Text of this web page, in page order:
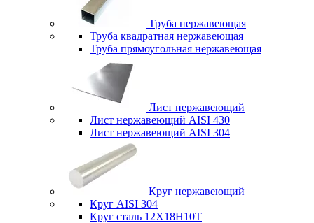
Труба нержавеющая
Труба квадратная нержавеющая
Труба прямоугольная нержавеющая
Лист нержавеющий
Лист нержавеющий AISI 430
Лист нержавеющий AISI 304
Круг нержавеющий
Круг AISI 304
Круг сталь 12Х18Н10Т